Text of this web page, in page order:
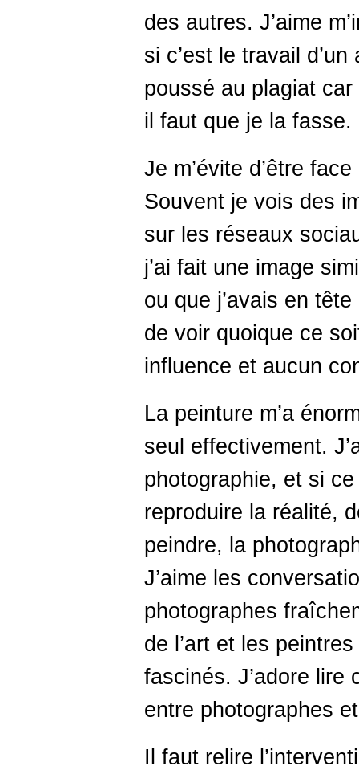
des autres. J’aime
si c’est le travail
poussé au plagiat car
il faut que je la fasse.
Je m’évite d’être
Souvent je vois des
sur les réseaux
j’ai fait une image
ou que j’avais en
de voir quoique ce
influence et aucun
La peinture m’a
seul effectivement.
photographie, et si
reproduire la réalité,
peindre, la
J’aime les
photographes
de l’art et les
fascinés. J’adore lire
entre photographes
Il faut relire